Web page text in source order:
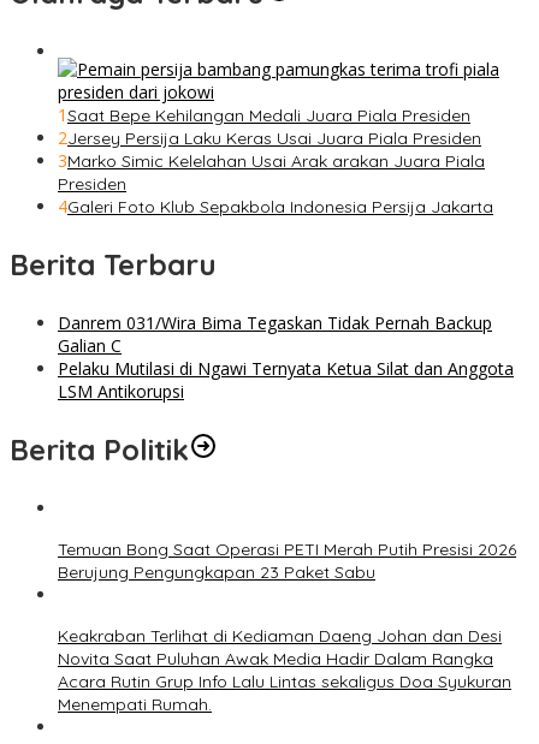
1Saat Bepe Kehilangan Medali Juara Piala Presiden
2Jersey Persija Laku Keras Usai Juara Piala Presiden
3Marko Simic Kelelahan Usai Arak arakan Juara Piala
Presiden
4Galeri Foto Klub Sepakbola Indonesia Persija Jakarta
Berita Terbaru
Danrem 031/Wira Bima Tegaskan Tidak Pernah Backup
Galian C
Pelaku Mutilasi di Ngawi Ternyata Ketua Silat dan Anggota
LSM Antikorupsi
Berita Politik
Temuan Bong Saat Operasi PETI Merah Putih Presisi 2026
Berujung Pengungkapan 23 Paket Sabu
Keakraban Terlihat di Kediaman Daeng Johan dan Desi
Novita Saat Puluhan Awak Media Hadir Dalam Rangka
Acara Rutin Grup Info Lalu Lintas sekaligus Doa Syukuran
Menempati Rumah.